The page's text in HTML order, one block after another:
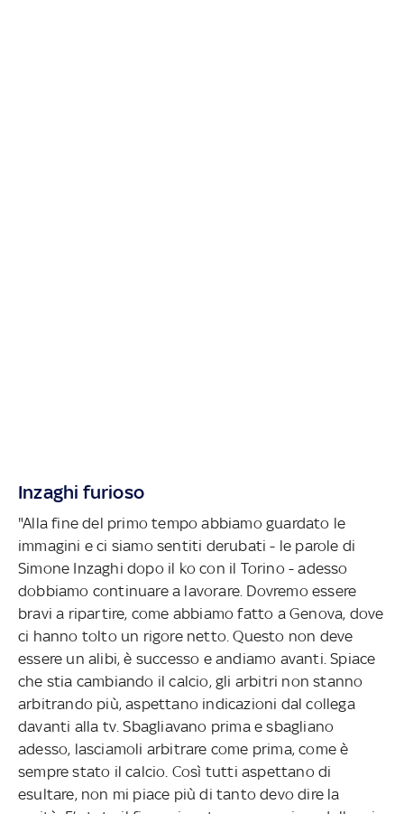
Inzaghi furioso
"Alla fine del primo tempo abbiamo guardato le
immagini e ci siamo sentiti derubati - le parole di
Simone Inzaghi dopo il ko con il Torino - adesso
dobbiamo continuare a lavorare. Dovremo essere
bravi a ripartire, come abbiamo fatto a Genova, dove
ci hanno tolto un rigore netto. Questo non deve
essere un alibi, è successo e andiamo avanti. Spiace
che stia cambiando il calcio, gli arbitri non stanno
arbitrando più, aspettano indicazioni dal collega
davanti alla tv. Sbagliavano prima e sbagliano
adesso, lasciamoli arbitrare come prima, come è
sempre stato il calcio. Così tutti aspettano di
esultare, non mi piace più di tanto devo dire la